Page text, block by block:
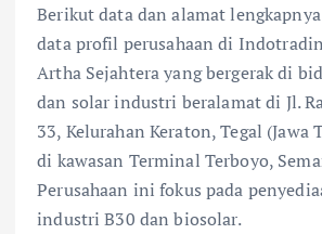
Berikut data dan alamat
data profil perusahaan di
Artha Sejahtera yang bergerak di
dan solar industri beralamat di Jl.
33, Kelurahan Keraton, Tegal (Jawa
di kawasan Terminal Terboyo,
Perusahaan ini fokus pada
industri B30 dan biosolar.